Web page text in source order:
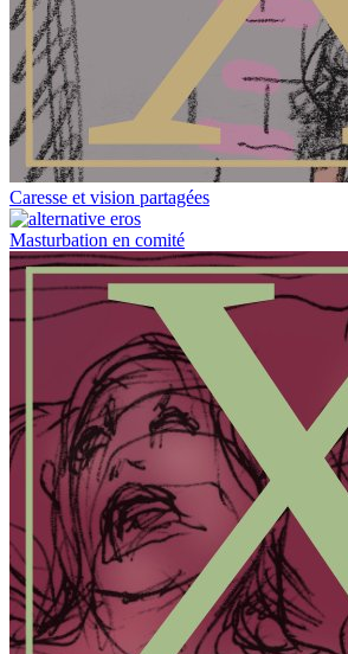
Caresse et vision partagées
Masturbation en comité